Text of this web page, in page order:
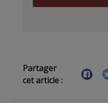
Partager
cet article :